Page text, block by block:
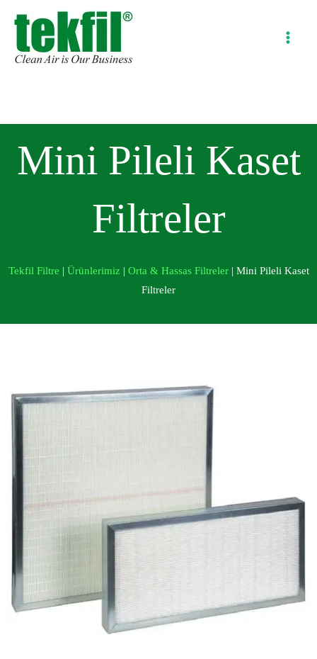
atla
Mini Pileli Kaset
Filtreler
Tekfil Filtre | Ürünlerimiz | Orta & Hassas Filtreler| Mini Pileli Kaset
Filtreler